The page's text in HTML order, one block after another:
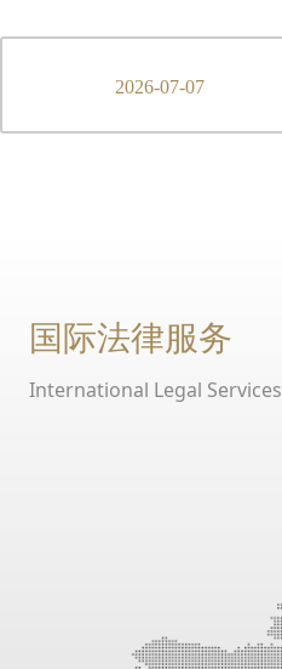
2026-07-07
国际法律服务
International Legal Services